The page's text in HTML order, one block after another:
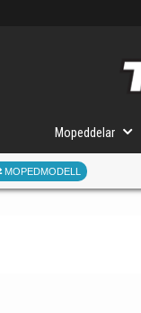
Mopeddelar
MOPEDMODELL